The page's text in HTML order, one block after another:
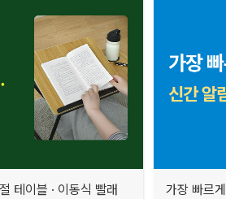
테이블 · 이동식 빨래
가장 빠르